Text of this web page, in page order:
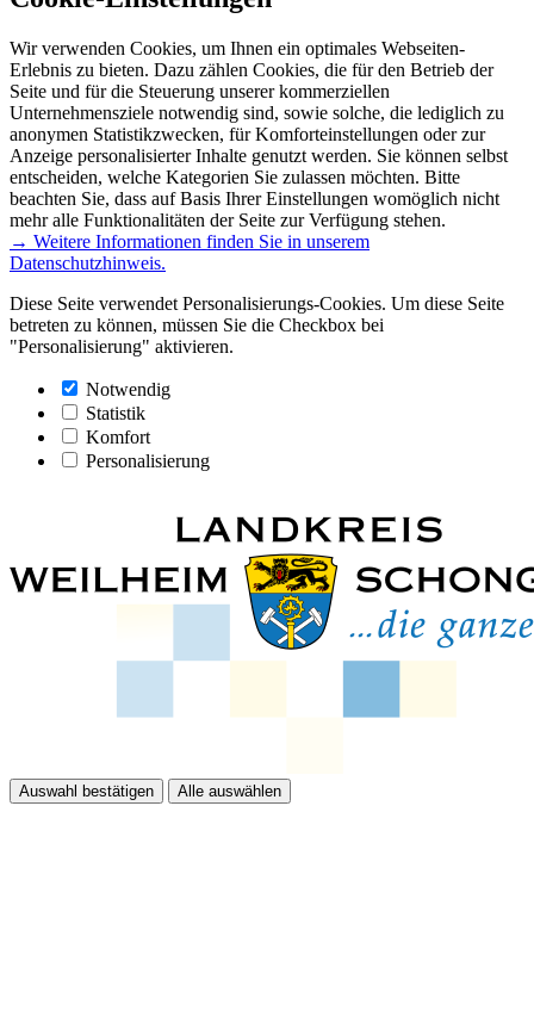
Wir verwenden Cookies, um Ihnen ein optimales Webseiten-
Erlebnis zu bieten. Dazu zählen Cookies, die für den Betrieb der
Seite und für die Steuerung unserer kommerziellen
Unternehmensziele notwendig sind, sowie solche, die lediglich zu
anonymen Statistikzwecken, für Komforteinstellungen oder zur
Anzeige personalisierter Inhalte genutzt werden. Sie können selbst
entscheiden, welche Kategorien Sie zulassen möchten. Bitte
beachten Sie, dass auf Basis Ihrer Einstellungen womöglich nicht
mehr alle Funktionalitäten der Seite zur Verfügung stehen.
→ Weitere Informationen finden Sie in unserem
Datenschutzhinweis.
Diese Seite verwendet Personalisierungs-Cookies. Um diese Seite
betreten zu können, müssen Sie die Checkbox bei
"Personalisierung" aktivieren.
Notwendig
Statistik
Komfort
Personalisierung
Auswahl bestätigen Alle auswählen